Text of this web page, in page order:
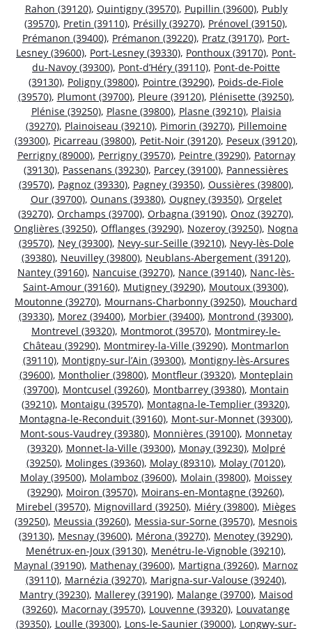
Rahon (39120), Quintigny (39570), Pupillin (39600), Publy
(39570), Pretin (39110), Présilly (39270), Prénovel (39150),
Prémanon (39400), Prémanon (39220), Pratz (39170), Port-
Lesney (39600), Port-Lesney (39330), Ponthoux (39170), Pont-
du-Navoy (39300), Pont-d’Héry (39110), Pont-de-Poitte
(39130), Poligny (39800), Pointre (39290), Poids-de-Fiole
(39570), Plumont (39700), Pleure (39120), Plénisette (39250),
Plénise (39250), Plasne (39800), Plasne (39210), Plaisia
(39270), Plainoiseau (39210), Pimorin (39270), Pillemoine
(39300), Picarreau (39800), Petit-Noir (39120), Peseux (39120),
Perrigny (89000), Perrigny (39570), Peintre (39290), Patornay
(39130), Passenans (39230), Parcey (39100), Pannessières
(39570), Pagnoz (39330), Pagney (39350), Oussières (39800),
Our (39700), Ounans (39380), Ougney (39350), Orgelet
(39270), Orchamps (39700), Orbagna (39190), Onoz (39270),
Onglières (39250), Offlanges (39290), Nozeroy (39250), Nogna
(39570), Ney (39300), Nevy-sur-Seille (39210), Nevy-lès-Dole
(39380), Neuvilley (39800), Neublans-Abergement (39120),
Nantey (39160), Nancuise (39270), Nance (39140), Nanc-lès-
Saint-Amour (39160), Mutigney (39290), Moutoux (39300),
Moutonne (39270), Mournans-Charbonny (39250), Mouchard
(39330), Morez (39400), Morbier (39400), Montrond (39300),
Montrevel (39320), Montmorot (39570), Montmirey-le-
Château (39290), Montmirey-la-Ville (39290), Montmarlon
(39110), Montigny-sur-l’Ain (39300), Montigny-lès-Arsures
(39600), Montholier (39800), Montfleur (39320), Monteplain
(39700), Montcusel (39260), Montbarrey (39380), Montain
(39210), Montaigu (39570), Montagna-le-Templier (39320),
Montagna-le-Reconduit (39160), Mont-sur-Monnet (39300),
Mont-sous-Vaudrey (39380), Monnières (39100), Monnetay
(39320), Monnet-la-Ville (39300), Monay (39230), Molpré
(39250), Molinges (39360), Molay (89310), Molay (70120),
Molay (39500), Molamboz (39600), Molain (39800), Moissey
(39290), Moiron (39570), Moirans-en-Montagne (39260),
Mirebel (39570), Mignovillard (39250), Miéry (39800), Mièges
(39250), Meussia (39260), Messia-sur-Sorne (39570), Mesnois
(39130), Mesnay (39600), Mérona (39270), Menotey (39290),
Menétrux-en-Joux (39130), Menétru-le-Vignoble (39210),
Maynal (39190), Mathenay (39600), Martigna (39260), Marnoz
(39110), Marnézia (39270), Marigna-sur-Valouse (39240),
Mantry (39230), Mallerey (39190), Malange (39700), Maisod
(39260), Macornay (39570), Louvenne (39320), Louvatange
(39350), Loulle (39300), Lons-le-Saunier (39000), Longwy-sur-